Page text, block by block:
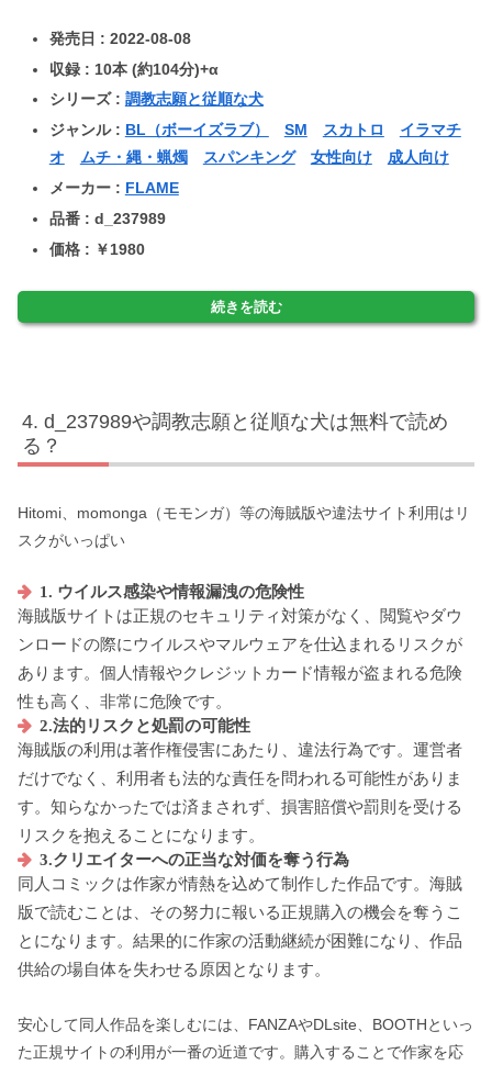
発売日 : 2022-08-08
収録 : 10本 (約104分)+α
シリーズ : 調教志願と従順な犬
ジャンル : BL（ボーイズラブ） SM スカトロ
イラマチ
オ
ムチ・縄・蝋燭 スパンキング 女性向け
成人向け
メーカー : FLAME
品番 : d_237989
価格 : ￥1980
続きを読む
d_237989や調教志願と従順な犬は無料で読め
る？
Hitomi、momonga（モモンガ）等の海賊版や違法サイト利用はリ
スクがいっぱい
1. ウイルス感染や情報漏洩の危険性
海賊版サイトは正規のセキュリティ対策がなく、閲覧やダウ
ンロードの際にウイルスやマルウェアを仕込まれるリスクが
あります。個人情報やクレジットカード情報が盗まれる危険
性も高く、非常に危険です。
2.法的リスクと処罰の可能性
海賊版の利用は著作権侵害にあたり、違法行為です。運営者
だけでなく、利用者も法的な責任を問われる可能性がありま
す。知らなかったでは済まされず、損害賠償や罰則を受ける
リスクを抱えることになります。
3.クリエイターへの正当な対価を奪う行為
同人コミックは作家が情熱を込めて制作した作品です。海賊
版で読むことは、その努力に報いる正規購入の機会を奪うこ
とになります。結果的に作家の活動継続が困難になり、作品
供給の場自体を失わせる原因となります。
安心して同人作品を楽しむには、FANZAやDLsite、BOOTHといっ
た正規サイトの利用が一番の近道です。購入することで作家を応